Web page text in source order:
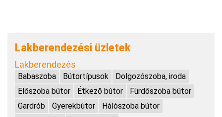
Lakberendezési üzletek
Lakberendezés
Babaszoba Bútortípusok
Dolgozószoba, iroda
Előszoba bútor
Étkező bútor
Fürdőszoba bútor
Gardrób
Gyerekbútor
Hálószoba bútor